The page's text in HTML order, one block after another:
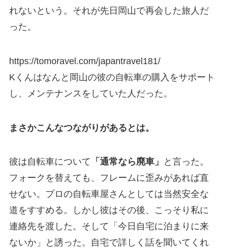
れないという。それが先日岡山で再会した旅人だ
った。
https://tomoravel.com/japantravel181/
Kくんはなんと岡山の彼の自転車の購入をサポート
し、メンテナンスをしていた人だった。
まさかこんなつながりがあるとは。
彼は自転車について 「通常なら廃車」
と言った。
フォークを替えても、フレームに歪みがあれば直
せない。プロの自転車屋さんとしては当然安全な
道をすすめる。しかし彼はその後、こっそり私に
連絡先を渡した。そして「今日自宅に泊まりに来
ないか」と誘った。自宅で詳しく話を聞いてくれ